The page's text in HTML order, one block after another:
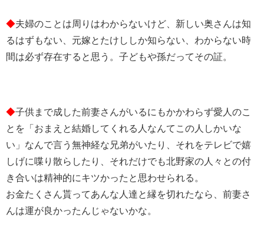
◆夫婦のことは周りはわからないけど、新しい奥さんは知
るはずもない、元嫁とたけししか知らない、わからない時
間は必ず存在すると思う。子どもや孫だってその証。
◆子供まで成した前妻さんがいるにもかかわらず愛人のこ
とを「おまえと結婚してくれる人なんてこの人しかいな
い」なんで言う無神経な兄弟がいたり、それをテレビで嬉
しげに喋り散らしたり、それだけでも北野家の人々との付
き合いは精神的にキツかったと思わせられる。
お金たくさん貰ってあんな人達と縁を切れたなら、前妻さ
んは運が良かったんじゃないかな。